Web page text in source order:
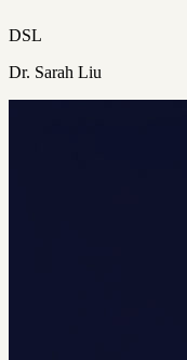
DSL
Dr. Sarah Liu